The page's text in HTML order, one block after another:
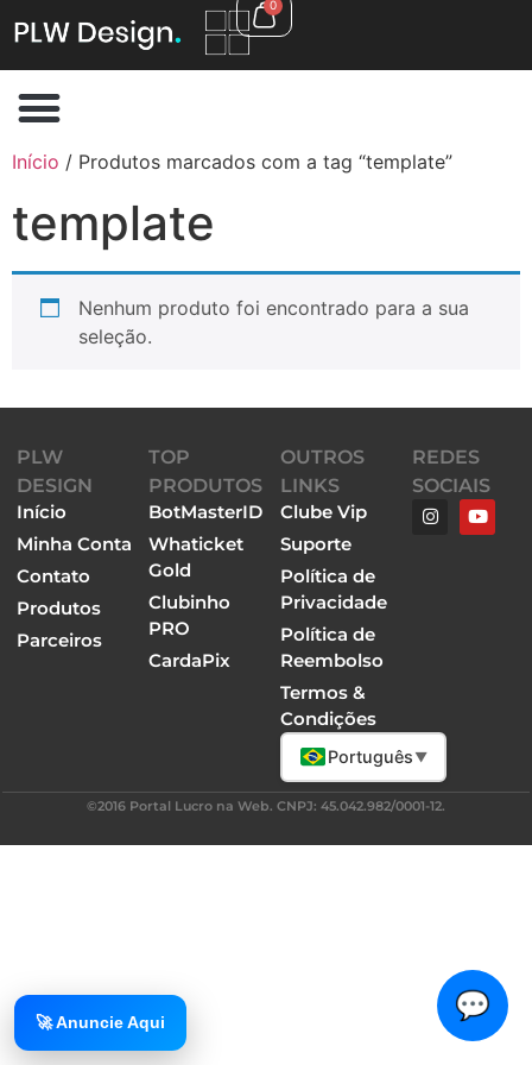
0
Início / Produtos marcados com a tag “template”
template
Nenhum produto foi encontrado para a sua
seleção.
PLW
DESIGN
Início
Minha Conta
Contato
Produtos
Parceiros
TOP
PRODUTOS
BotMasterID
Whaticket
Gold
Clubinho
PRO
CardaPix
💬
OUTROS
LINKS
Clube Vip
Suporte
Política de
Privacidade
Política de
Reembolso
Termos &
Condições
Português ▼
REDES
SOCIAIS
©2016 Portal Lucro na Web. CNPJ: 45.042.982/0001-12.
🚀 Anuncie Aqui